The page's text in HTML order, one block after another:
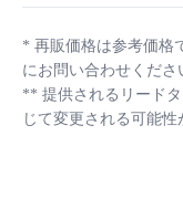
* 再販価格は参考価格
にお問い合わせくださ
** 提供されるリード
じて変更される可能性